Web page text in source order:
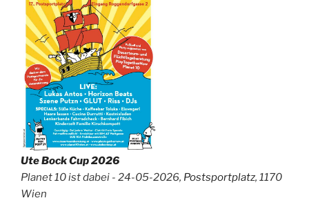
Ute Bock Cup 2026
Planet 10 ist dabei - 24-05-2026, Postsportplatz, 1170
Wien